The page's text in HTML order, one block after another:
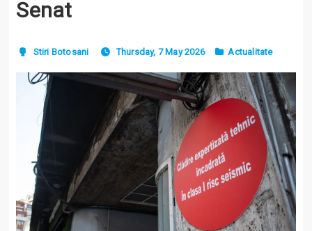
Senat
Stiri Botosani Thursday, 7 May 2026 Actualitate